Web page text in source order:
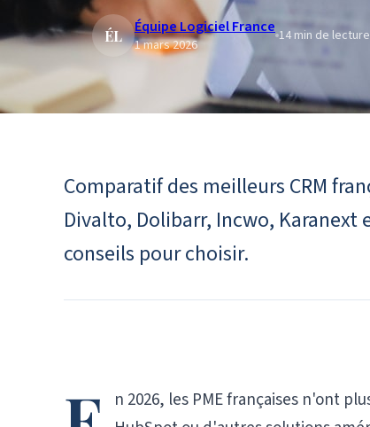
ÉL Équipe Logiciel France
1 mars 2026
14 min de lecture
Comparatif des meilleurs CRM
Divalto, Dolibarr, Incwo,
conseils pour choisir.
n 2026, les PME françaises n'ont